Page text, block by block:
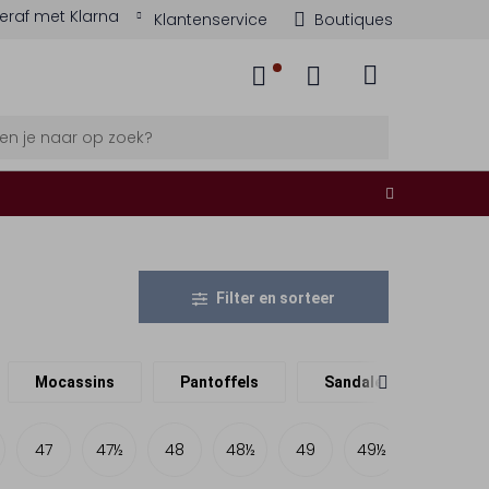
met Klarna Klantenservice Boutiques
Filter en sorteer
Mocassins Pantoffels Sandalen
47 47½ 48 48½ 49 49½